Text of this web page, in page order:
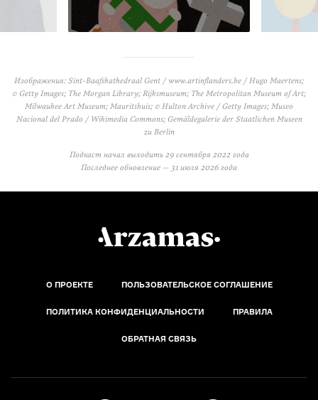
Изображения: Sint-Baafskathedraal Gent / www.artinflanders.be / Hugo Maertens;
© Getty Images; The Morgan Library; Rijksmuseum; The Metropolitan Museum of Art;
Milwaukee Art Museum; Mauritshuis; © Hulton Archive / Getty Images; Museo
Nacional del Prado / Wikimedia Commons; Gemäldegalerie der Staatlichen Museen
zu Berlin
Подкаст начал выходить 29 сентября 2022 года
Последнее обновление — 31 июля 2026 года
О ПРОЕКТЕ ПОЛЬЗОВАТЕЛЬСКОЕ СОГЛАШЕНИЕ
ПОЛИТИКА КОНФИДЕНЦИАЛЬНОСТИ ПРАВИЛА
ОБРАТНАЯ СВЯЗЬ